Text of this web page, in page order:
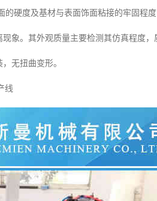
硬度及基材与表面饰面粘接的牢固程
象。其外观质量主要检测其仿真程度
无扭曲变形。
线